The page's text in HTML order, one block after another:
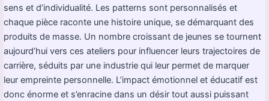
sens et d’individualité. Les patterns sont personnalisés et
chaque pièce raconte une histoire unique, se démarquant des
produits de masse. Un nombre croissant de jeunes se tournent
aujourd’hui vers ces ateliers pour influencer leurs trajectoires de
carrière, séduits par une industrie qui leur permet de marquer
leur empreinte personnelle. L’impact émotionnel et éducatif est
donc énorme et s’enracine dans un désir tout aussi puissant